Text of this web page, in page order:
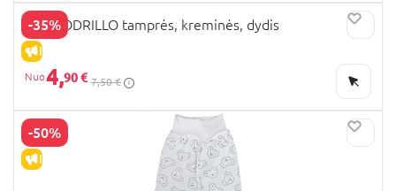
-35%
IŠPARDAVIMAS
COCCODRILLO tamprės, kreminės, dydis
4,90 € 7,50 €
-50%
IŠPARDAVIMAS